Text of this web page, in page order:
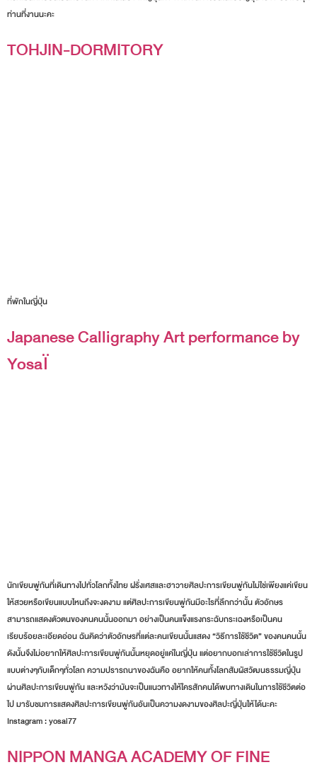
ท่านที่งานนะคะ
TOHJIN-DORMITORY
ที่พักในญี่ปุ่น
Japanese Calligraphy Art performance by
Yosaï
นักเขียนพู่กันที่เดินทางไปทั่วโลกทั้งไทย ฝรั่งเศสและฮาวายศิลปะการเขียนพู่กันไม่ใช่เพียงแค่เขียน
ให้สวยหรือเขียนแบบไหนถึงจะงดงาม แต่ศิลปะการเขียนพู่กันมีอะไรที่ลึกกว่านั้น ตัวอักษร
สามารถแสดงตัวตนของคนคนนั้นออกมา อย่างเป็นคนแข็งแรงกระฉับกระเฉงหรือเป็นคน
เรียบร้อยละเอียดอ่อน ฉันคิดว่าตัวอักษรที่แต่ละคนเขียนนั้นแสดง “วิธีการใช้ชีวิต” ของคนคนนั้น
ดังนั้นจึงไม่อยากให้ศิลปะการเขียนพู่กันนั้นหยุดอยู่แค่ในญี่ปุ่น แต่อยากบอกเล่าการใช้ชีวิตในรูป
แบบต่างๆกับเด็กๆทั่วโลก ความปรารถนาของฉันคือ อยากให้คนทั้งโลกสัมผัสวัฒนธรรมญี่ปุ่น
ผ่านศิลปะการเขียนพู่กัน และหวังว่ามันจะเป็นแนวทางให้ใครสักคนได้พบทางเดินในการใช้ชีวิตต่อ
ไป มารับชมการแสดงศิลปะการเขียนพู่กันอันเป็นความงดงามของศิลปะญี่ปุ่นให้ได้นะคะ
Instagram : yosai77
NIPPON MANGA ACADEMY OF FINE